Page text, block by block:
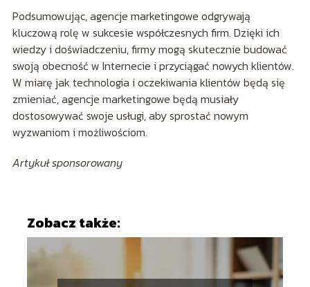
Podsumowując, agencje marketingowe odgrywają
kluczową rolę w sukcesie współczesnych firm. Dzięki ich
wiedzy i doświadczeniu, firmy mogą skutecznie budować
swoją obecność w Internecie i przyciągać nowych klientów.
W miarę jak technologia i oczekiwania klientów będą się
zmieniać, agencje marketingowe będą musiały
dostosowywać swoje usługi, aby sprostać nowym
wyzwaniom i możliwościom.
Artykuł sponsorowany
Zobacz także: